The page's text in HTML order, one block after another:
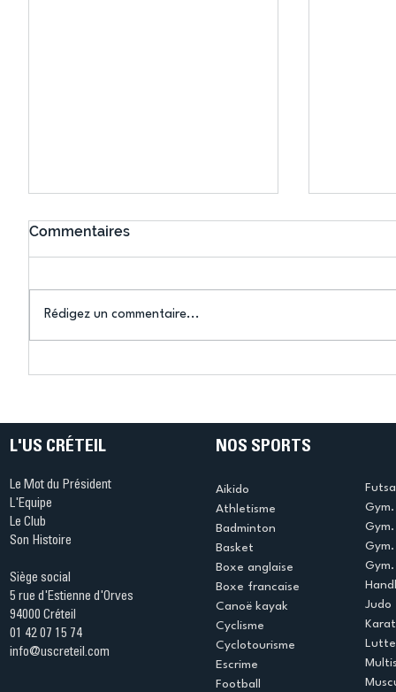
Commentaires
Rédigez un commentaire...
L'US CRÉTEIL
Le Mot du Président
L'Equipe
Le Club
Son Histoire
Siège social
5 rue d'Estienne d'Orves
94000 Créteil
01 42 07 15 74
info@uscreteil.com
NOS SPORTS
Aikido
Athletisme
Badminton
Basket
Boxe anglaise
Boxe francaise
Canoë kayak
Cyclisme
Cyclotourisme
Escrime
Football
Judo
Lutte